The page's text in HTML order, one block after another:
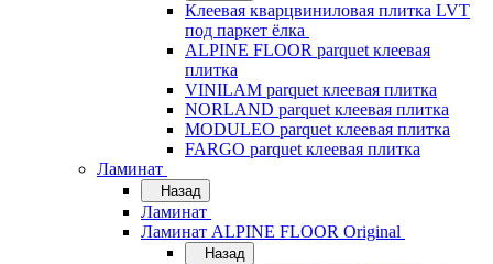
Клеевая кварцвиниловая плитка LVT
под паркет ёлка
ALPINE FLOOR parquet клеевая
плитка
VINILAM parquet клеевая плитка
NORLAND parquet клеевая плитка
MODULEO parquet клеевая плитка
FARGO parquet клеевая плитка
Ламинат
Назад
Ламинат
Ламинат ALPINE FLOOR Original
Назад